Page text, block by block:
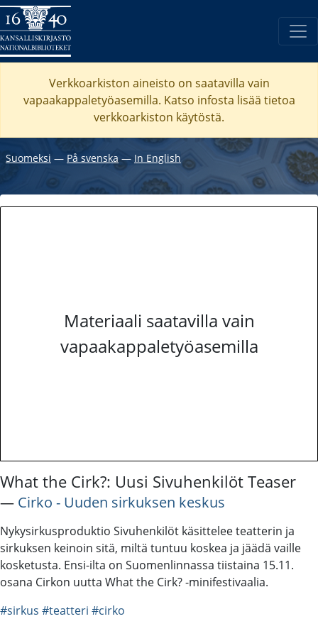
Verkkoarkiston aineisto on saatavilla vain
vapaakappaletyöasemilla. Katso infosta lisää tietoa
verkkoarkiston käytöstä.
Suomeksi ― På svenska― In English
Materiaali saatavilla vain
vapaakappaletyöasemilla
What the Cirk?: Uusi Sivuhenkilöt Teaser
― Cirko - Uuden sirkuksen keskus
Nykysirkusproduktio Sivuhenkilöt käsittelee teatterin ja
sirkuksen keinoin sitä, miltä tuntuu koskea ja jäädä vaille
kosketusta. Ensi-ilta on Suomenlinnassa tiistaina 15.11.
osana Cirkon uutta What the Cirk? -minifestivaalia.
#sirkus #teatteri #cirko